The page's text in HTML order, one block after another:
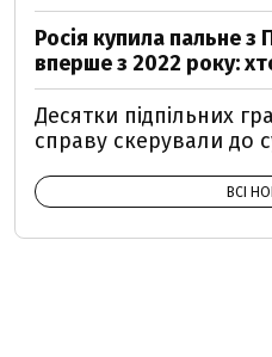
Росія купила пальне з
вперше з 2022 року:
Десятки підпільних
справу скерували до
ВСІ